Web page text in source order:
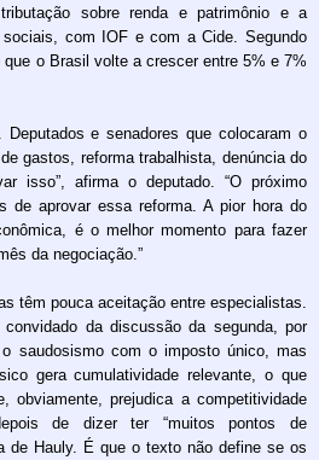
sobre renda e patrimônio e a
com IOF e com a Cide. Segundo
o Brasil volte a crescer entre 5% e 7%
Deputados e senadores que colocaram o
gastos, reforma trabalhista, denúncia do
isso”, afirma o deputado. “O próximo
de aprovar essa reforma. A pior hora do
é o melhor momento para fazer
da negociação.”
têm pouca aceitação entre especialistas.
da discussão da segunda, por
saudosismo com o imposto único, mas
gera cumulatividade relevante, o que
obviamente, prejudica a competitividade
de dizer ter “muitos pontos de
de Hauly. É que o texto não define se os